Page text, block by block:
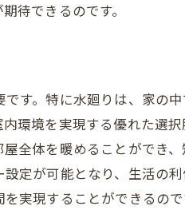
エネルギー効率をプラス
ネ設備の導入
修プラン
の断熱施工の方法
れた水廻りデザイン
水廻りメンテナンス
待できるのです。
す。特に水廻りは、家の
境を実現する優れた選
体を暖めることができ
定が可能となり、生活の
実現することができるので